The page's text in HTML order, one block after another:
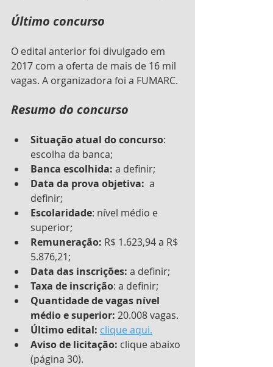
Último concurso
O edital anterior foi divulgado em
2017 com a oferta de mais de 16 mil
vagas. A organizadora foi a FUMARC.
Resumo do concurso
Situação atual do concurso:
escolha da banca;
Banca escolhida: a definir;
Data da prova objetiva:
  a
definir;
Escolaridade: nível médio e
superior;
Remuneração: R$ 1.623,94 a R$
5.876,21;
Data das inscrições: a definir;
Taxa de inscrição: a definir;
Quantidade de vagas nível
médio e superior: 20.008 vagas.
Último edital: clique aqui.
Aviso de licitação: clique abaixo
(página 30).